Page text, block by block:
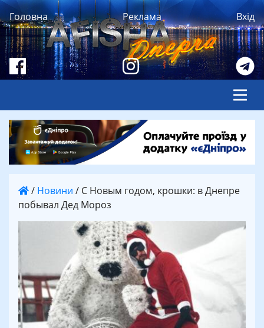
Головна Реклама Вхід
/ Новини / С Новым годом, крошки: в Днепре
побывал Дед Мороз